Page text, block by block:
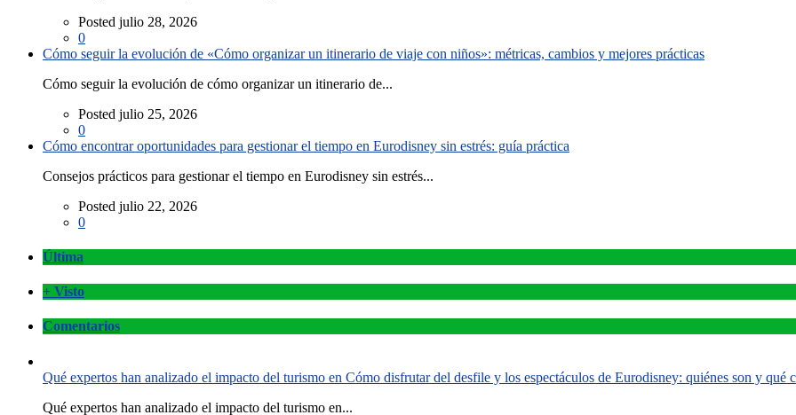
Posted julio 28, 2026
0
Cómo seguir la evolución de «Cómo organizar un itinerario de viaje con niños»: métricas, cambios y mejores prácticas
Cómo seguir la evolución de cómo organizar un itinerario de...
Posted julio 25, 2026
0
Cómo encontrar oportunidades para gestionar el tiempo en Eurodisney sin estrés: guía práctica
Consejos prácticos para gestionar el tiempo en Eurodisney sin estrés...
Posted julio 22, 2026
0
Última
+ Visto
Comentarios
Qué expertos han analizado el impacto del turismo en Cómo disfrutar del desfile y los espectáculos de Eurodisney: quiénes son y qué
Qué expertos han analizado el impacto del turismo en...